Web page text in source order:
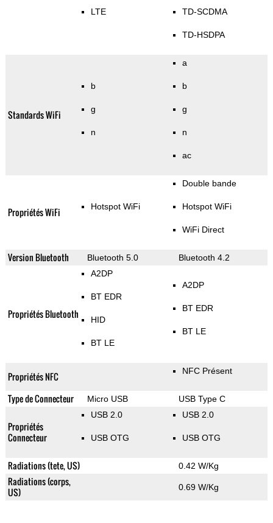
LTE TD-SCDMA
TD-HSDPA
Standards WiFi
b
g
n
a
b
g
n
ac
Propriétés WiFi Hotspot WiFi
Double bande
Hotspot WiFi
WiFi Direct
Version Bluetooth Bluetooth 5.0 Bluetooth 4.2
Propriétés Bluetooth
A2DP
BT EDR
HID
BT LE
A2DP
BT EDR
BT LE
Propriétés NFC NFC Présent
Type de Connecteur Micro USB USB Type C
Propriétés
Connecteur
USB 2.0
USB OTG
USB 2.0
USB OTG
Radiations (tete, US) 0.42 W/Kg
Radiations (corps,
US)
0.69 W/Kg